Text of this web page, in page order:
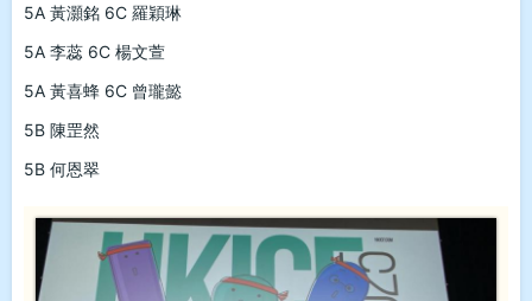
5A 黃灝銘 6C 羅穎琳
5A 李蕊 6C 楊文萱
5A 黃喜蜂 6C 曾瓏懿
5B 陳罡然
5B 何恩翠